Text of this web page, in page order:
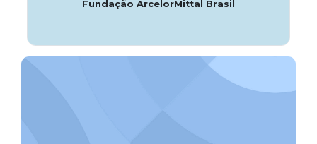
Fundação ArcelorMittal Brasil